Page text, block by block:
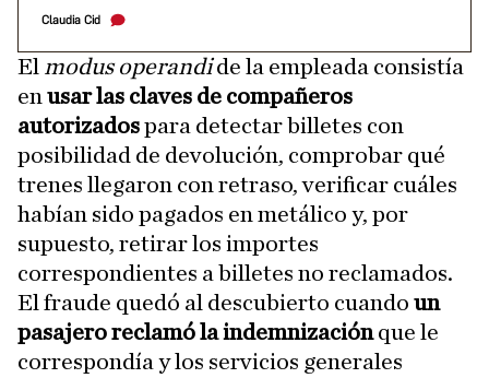
Claudia Cid
El modus operandide la empleada consistía
en usar las claves de compañeros
autorizadospara detectar billetes con
posibilidad de devolución, comprobar qué
trenes llegaron con retraso, verificar cuáles
habían sido pagados en metálico y, por
supuesto, retirar los importes
correspondientes a billetes no reclamados.
El fraude quedó al descubierto cuando un
pasajero reclamó la indemnizaciónque le
correspondía y los servicios generales